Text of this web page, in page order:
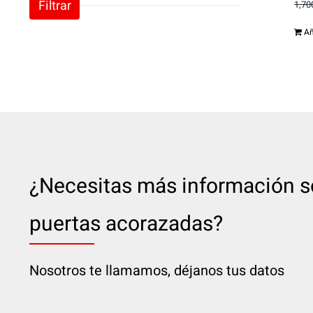
Filtrar
¿Necesitas más información
puertas acorazadas?
Nosotros te llamamos, déjanos tus datos